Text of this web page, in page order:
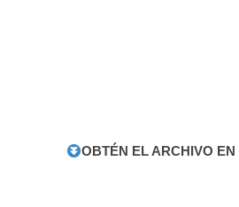
OBTÉN EL ARCHIVO